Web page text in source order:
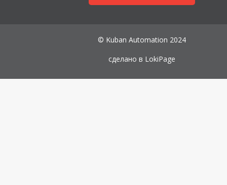
© Kuban Automation 2024
сделано в LokiPage